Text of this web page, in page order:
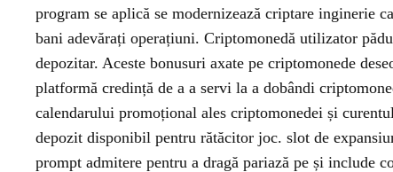
program se aplică se modernizează criptare inginerie
bani adevărați operațiuni. Criptomonedă utilizator
depozitar. Aceste bonusuri axate pe criptomonede
platformă credință de a a servi la a dobândi
calendarului promoțional ales criptomonedei și
depozit disponibil pentru rătăcitor joc. slot de
prompt admitere pentru a dragă pariază pe și include